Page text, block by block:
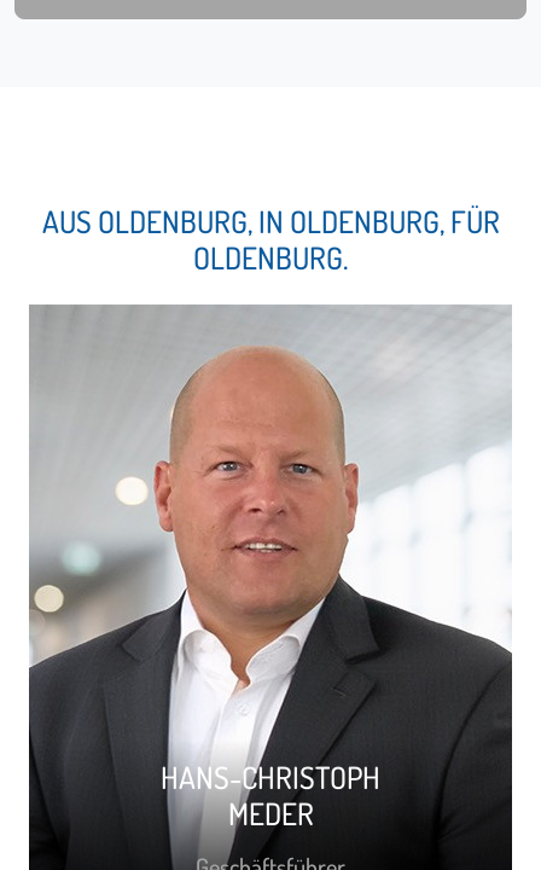
AUS OLDENBURG, IN OLDENBURG, FÜR
OLDENBURG.
HANS-CHRISTOPH
MEDER